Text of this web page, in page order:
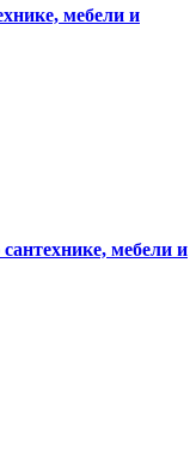
мебели и
мебели и